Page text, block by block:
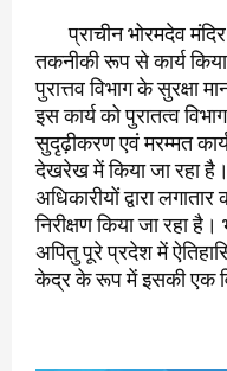
प्राचीन भोरमदेव
तकनीकी रूप से कार्य
पुरात्तव विभाग के सुरक्षा
इस कार्य को पुरातत्व
सुदृढ़ीकरण एवं मरम्मत
देखरेख में किया जा रहा
अधिकारीयों द्वारा
निरीक्षण किया जा रहा
अपितु पूरे प्रदेश में
केद्र के रूप में इसकी एक